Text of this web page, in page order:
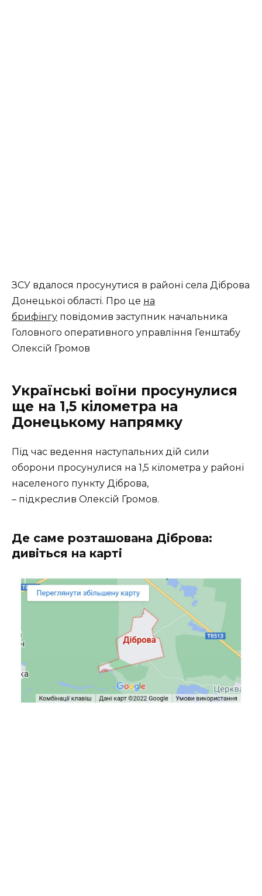
ЗСУ вдалося просунутися в районі села Діброва
Донецької області. Про це на
брифінгу повідомив заступник начальника
Головного оперативного управління Генштабу
Олексій Громов
Українські воїни просунулися
ще на 1,5 кілометра на
Донецькому напрямку
Під час ведення наступальних дій сили
оборони просунулися на 1,5 кілометра у районі
населеного пункту Діброва,
– підкреслив Олексій Громов.
Де саме розташована Діброва:
дивіться на карті